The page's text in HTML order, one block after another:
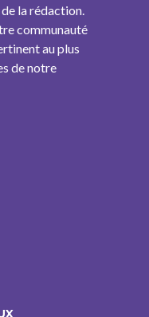
la rédaction.
communauté
au plus
de notre